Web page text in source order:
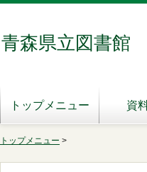
青森県立図書館
トップメニュー 資
トップメニュー >